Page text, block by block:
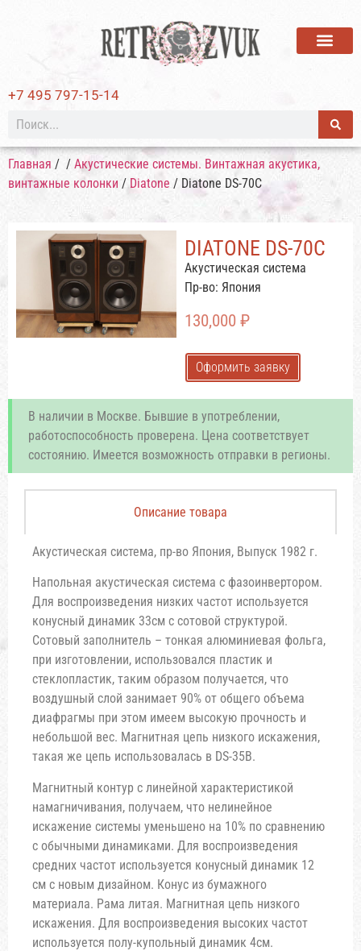
+7 495 797-15-14
Главная / / Акустические системы. Винтажная акустика,
винтажные колонки /Diatone / Diatone DS-70C
DIATONE DS-70C
Акустическая система
Пр-во: Япония
130,000 ₽
Оформить заявку
В наличии в Москве. Бывшие в употреблении,
работоспособность проверена. Цена соответствует
состоянию. Имеется возможность отправки в регионы.
Описание товара
Акустическая система, пр-во Япония, Выпуск 1982 г.
Напольная акустическая система с фазоинвертором.
Для воспроизведения низких частот используется
конусный динамик 33см с сотовой структурой.
Сотовый заполнитель – тонкая алюминиевая фольга,
при изготовлении, использовался пластик и
стеклопластик, таким образом получается, что
воздушный слой занимает 90% от общего объема
диафрагмы при этом имеем высокую прочность и
небольшой вес. Магнитная цепь низкого искажения,
такая же цепь использовалась в DS-35B.
Магнитный контур с линейной характеристикой
намагничивания, получаем, что нелинейное
искажение системы уменьшено на 10% по сравнению
с обычными динамиками. Для воспроизведения
средних частот используется конусный динамик 12
см с новым дизайном. Конус из бумажного
материала. Рама литая. Магнитная цепь низкого
искажения. Для воспроизведения высоких частот
используется полу-купольный динамик 4см.